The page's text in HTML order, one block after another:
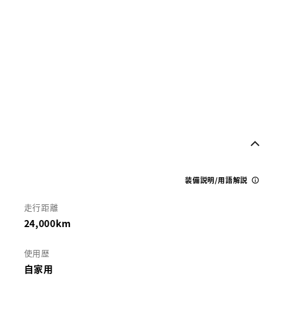
装備説明/用語解説
走行距離
24,000km
使用歴
自家用